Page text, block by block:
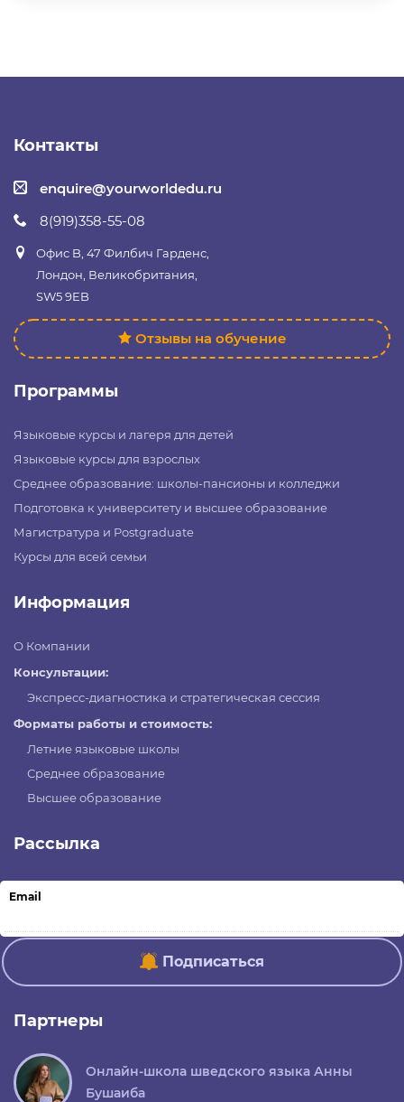
Контакты
enquire@yourworldedu.ru
8(919)358-55-08
Офис B, 47 Филбич Гарденс,
Лондон, Великобритания,
SW5 9EB
Отзывы на обучение
Программы
Языковые курсы и лагеря для детей
Языковые курсы для взрослых
Среднее образование: школы-пансионы и колледжи
Подготовка к университету и высшее образование
Магистратура и Postgraduate
Курсы для всей семьи
Информация
О Компании
Консультации:
Экспресс-диагностика и стратегическая сессия
Форматы работы и стоимость:
Летние языковые школы
Среднее образование
Высшее образование
Рассылка
Email
Подписаться
Партнеры
Онлайн-школа шведского языка Анны
Бушаиба